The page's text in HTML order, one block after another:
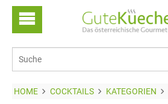
HOME COCKTAILS KATEGORIEN